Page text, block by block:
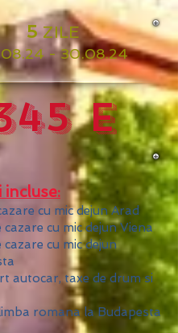
5 ZILE
- 30.08.24
e
incluse:
cu mic dejun Arad
cazare cu mic dejun Viena
cu mic dejun
autocar, taxe de drum si
romana la Budapesta